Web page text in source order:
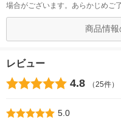
場合がございます。あらかじめご
商品情報
レビュー
4.8 （25件）
5.0